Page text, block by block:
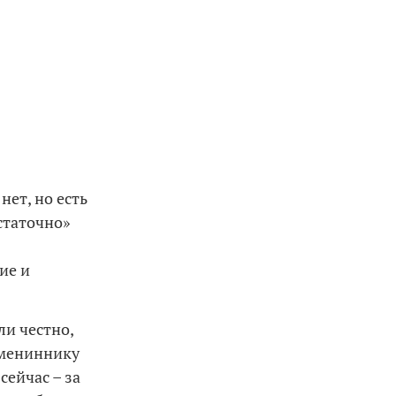
но есть
и
честно,
– за